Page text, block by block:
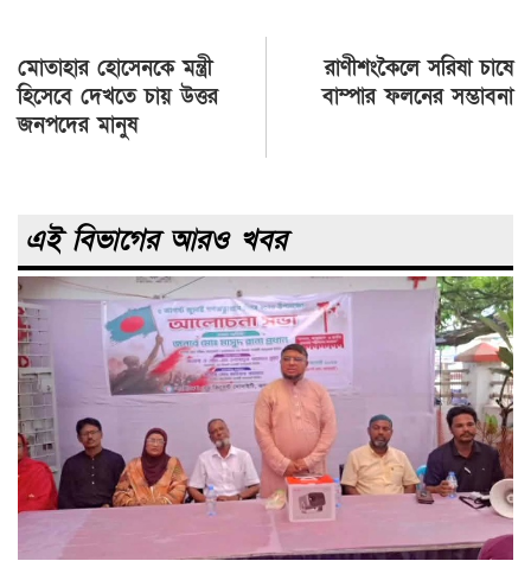
Post
navigation
মোতাহার হোসেনকে মন্ত্রী
হিসেবে দেখতে চায় উত্তর
জনপদের মানুষ
রাণীশংকৈলে সরিষা চাষে
বাম্পার ফলনের সম্ভাবনা
এই বিভাগের আরও খবর